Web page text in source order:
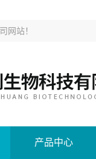
网站！
产品中心